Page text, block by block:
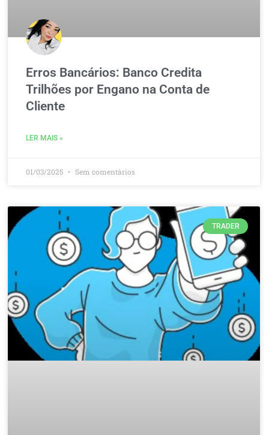
Erros Bancários: Banco Credita
Trilhões por Engano na Conta de
Cliente
LER MAIS »
01/03/2025 Sem comentários
TRADER